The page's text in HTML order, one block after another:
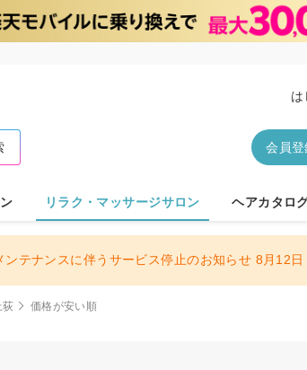
は
会員
リラク・マッサージサロン ヘアカタロ
ンテナンスに伴うサービス停止のお知らせ 8月12
荻 価格が安い順